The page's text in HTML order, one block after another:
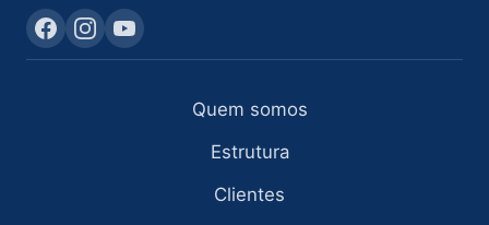
Quem somos
Estrutura
Clientes